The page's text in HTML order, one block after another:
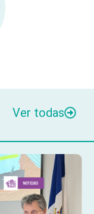
Ver todas